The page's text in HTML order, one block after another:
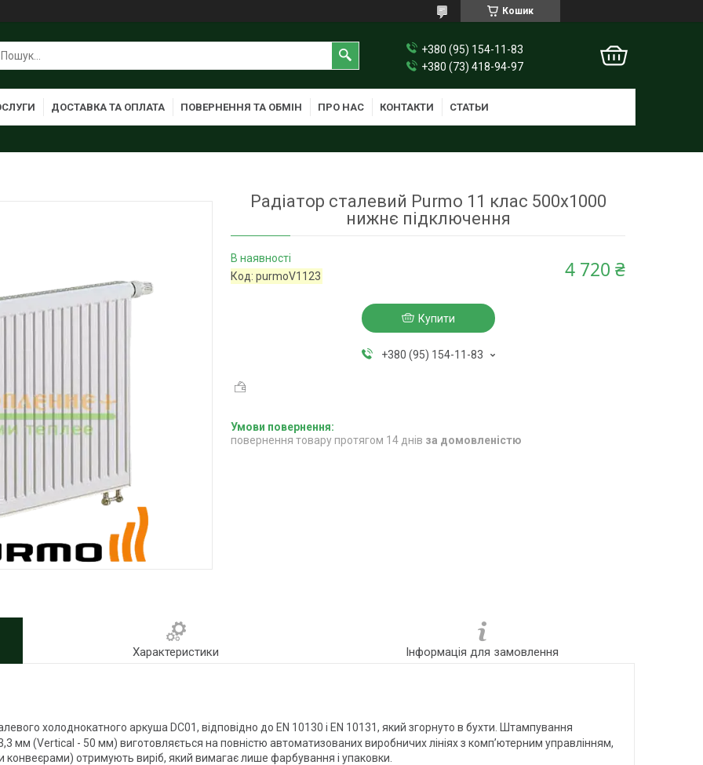
Кошик
+380 (95) 154-11-83
+380 (73) 418-94-97
ДОСТАВКА ТА ОПЛАТА ПОВЕРНЕННЯ ТА ОБМІН ПРО НАС КОНТАКТИ СТАТЬИ
Радіатор сталевий Purmo 11 клас 500x1000
нижнє підключення
В наявності
Код:purmoV1123 4 720 ₴
Купити
+380 (95) 154-11-83
повернення товару протягом 14 днів за домовленістю
Характеристики Інформація для замовлення
холоднокатного аркуша DC01, відповідно до EN 10130 і EN 10131, який згорнуто в бухти. Штампування
мм (Vertical - 50 мм) виготовляється на повністю автоматизованих виробничих лініях з комп’ютерним управлінням,
конвеєрами) отримують виріб, який вимагає лише фарбування і упаковки.